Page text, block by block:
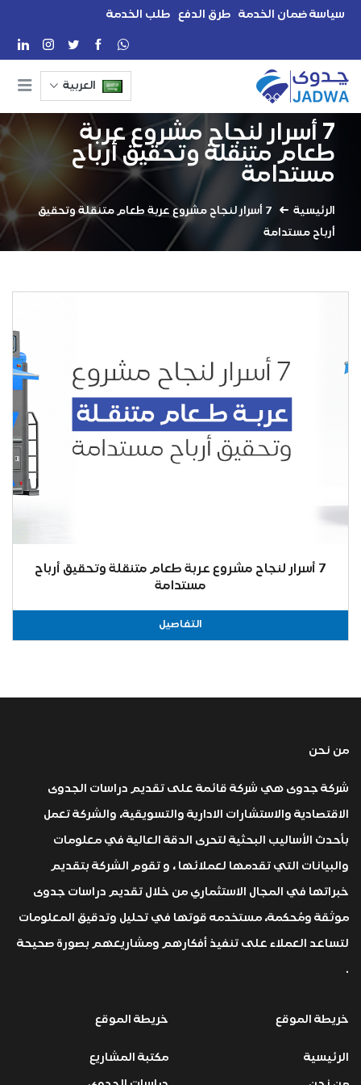
سياسة ضمان الخدمة طرق الدفع طلب الخدمة
العربية
7 أسرار لنجاح مشروع عربة
طعام متنقلة وتحقيق أرباح
مستدامة
الرئيسية
7 أسرار لنجاح مشروع عربة طعام متنقلة وتحقيق
أرباح مستدامة
7 أسرار لنجاح مشروع عربة طعام متنقلة وتحقيق أرباح
مستدامة
التفاصيل
من نحن
شركة جدوى هي شركة قائمة على تقديم دراسات الجدوى
الاقتصادية والاستشارات الادارية والتسويقية، والشركة تعمل
بأحدث الأساليب البحثية لتحرى الدقة العالية في معلومات
والبيانات التي تقدمها لعملائها ، و تقوم الشركة بتقديم
خبراتها في المجال الاستثماري من خلال تقديم دراسات جدوى
موثقة ومُحكمة، مستخدمه قوتها في تحليل وتدقيق المعلومات
لتساعد العملاء على تنفيذ أفكارهم ومشاريعهم بصورة صحيحة
.
خريطة الموقع
الرئيسية
خريطة الموقع
مكتبة المشاريع